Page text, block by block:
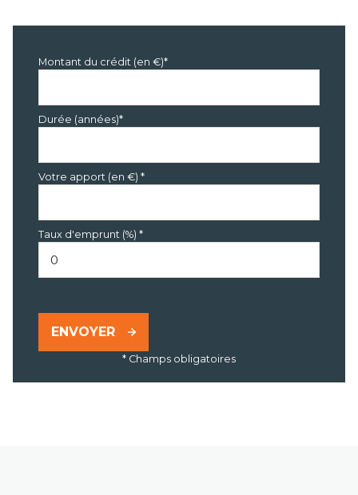
Montant du crédit (en €)*
Durée (années)*
Votre apport (en €) *
Taux d'emprunt (%) *
ENVOYER
* Champs obligatoires